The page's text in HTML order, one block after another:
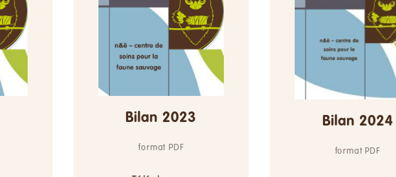
Bilan 2023
format PDF
Bilan 2024
format PDF